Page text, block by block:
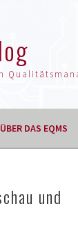
ÜBER DAS EQMS
und